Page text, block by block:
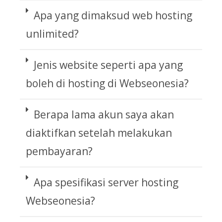
Apa yang dimaksud web hosting
unlimited?
Jenis website seperti apa yang
boleh di hosting di Webseonesia?
Berapa lama akun saya akan
diaktifkan setelah melakukan
pembayaran?
Apa spesifikasi server hosting
Webseonesia?